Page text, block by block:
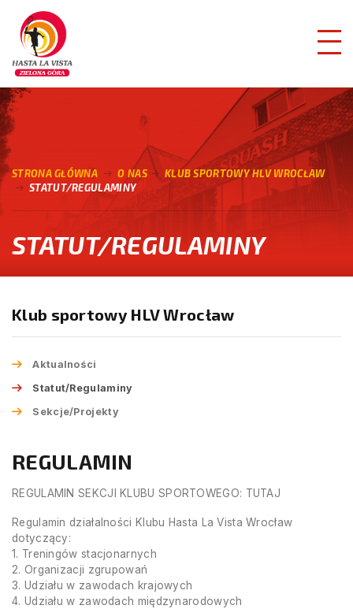
STRONA GŁÓWNA O NAS
KLUB SPORTOWY HLV WROCŁAW
STATUT/REGULAMINY
STATUT/REGULAMINY
Klub sportowy HLV Wrocław
Aktualności
Statut/Regulaminy
Sekcje/Projekty
REGULAMIN
REGULAMIN SEKCJI KLUBU SPORTOWEGO: TUTAJ
Regulamin działalności Klubu Hasta La Vista Wrocław
dotyczący:
1. Treningów stacjonarnych
2. Organizacji zgrupowań
3. Udziału w zawodach krajowych
4. Udziału w zawodach międzynarodowych